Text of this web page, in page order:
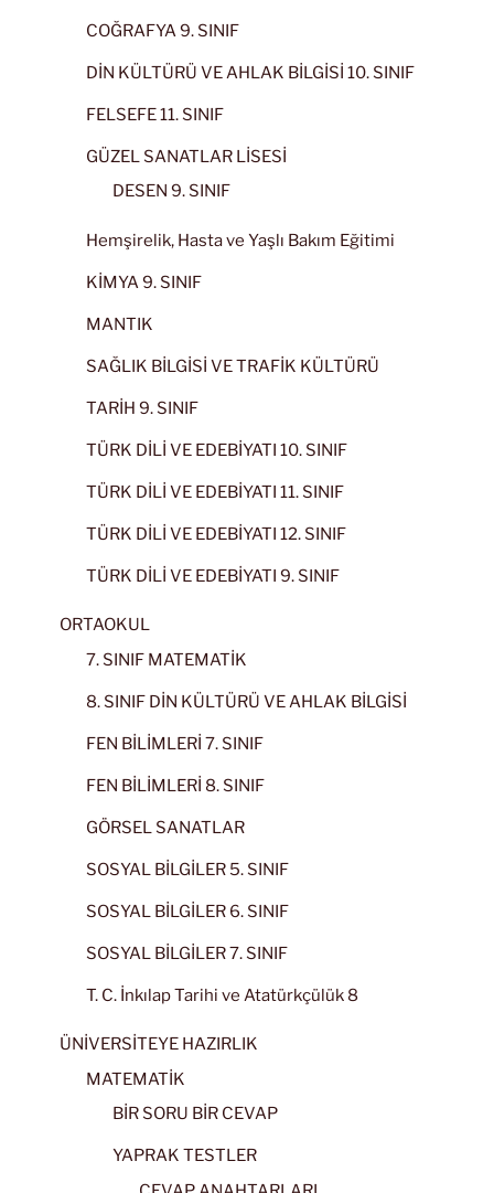
COĞRAFYA 9. SINIF
DİN KÜLTÜRÜ VE AHLAK BİLGİSİ 10. SINIF
FELSEFE 11. SINIF
GÜZEL SANATLAR LİSESİ
DESEN 9. SINIF
Hemşirelik, Hasta ve Yaşlı Bakım Eğitimi
KİMYA 9. SINIF
MANTIK
SAĞLIK BİLGİSİ VE TRAFİK KÜLTÜRÜ
TARİH 9. SINIF
TÜRK DİLİ VE EDEBİYATI 10. SINIF
TÜRK DİLİ VE EDEBİYATI 11. SINIF
TÜRK DİLİ VE EDEBİYATI 12. SINIF
TÜRK DİLİ VE EDEBİYATI 9. SINIF
ORTAOKUL
7. SINIF MATEMATİK
8. SINIF DİN KÜLTÜRÜ VE AHLAK BİLGİSİ
FEN BİLİMLERİ 7. SINIF
FEN BİLİMLERİ 8. SINIF
GÖRSEL SANATLAR
SOSYAL BİLGİLER 5. SINIF
SOSYAL BİLGİLER 6. SINIF
SOSYAL BİLGİLER 7. SINIF
T. C. İnkılap Tarihi ve Atatürkçülük 8
ÜNİVERSİTEYE HAZIRLIK
MATEMATİK
BİR SORU BİR CEVAP
YAPRAK TESTLER